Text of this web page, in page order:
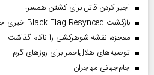
اجیر کردن قاتل برای کشتن همسر!
بازگشت Black Flag Resynced خبری جذاب برای دوستداران بازی
معجزه، نقشه شوهرکشی را ناکام گذاشت
توصیه‌های هلال‌احمر برای روز‌های گرم
جام‌جهانی مهاجران